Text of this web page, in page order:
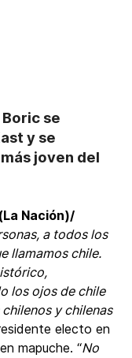
se
y se
joven del
Nación)/
a todos los
llamamos chile.
los ojos de chile
y chilenas
electo en
mapuche. “No